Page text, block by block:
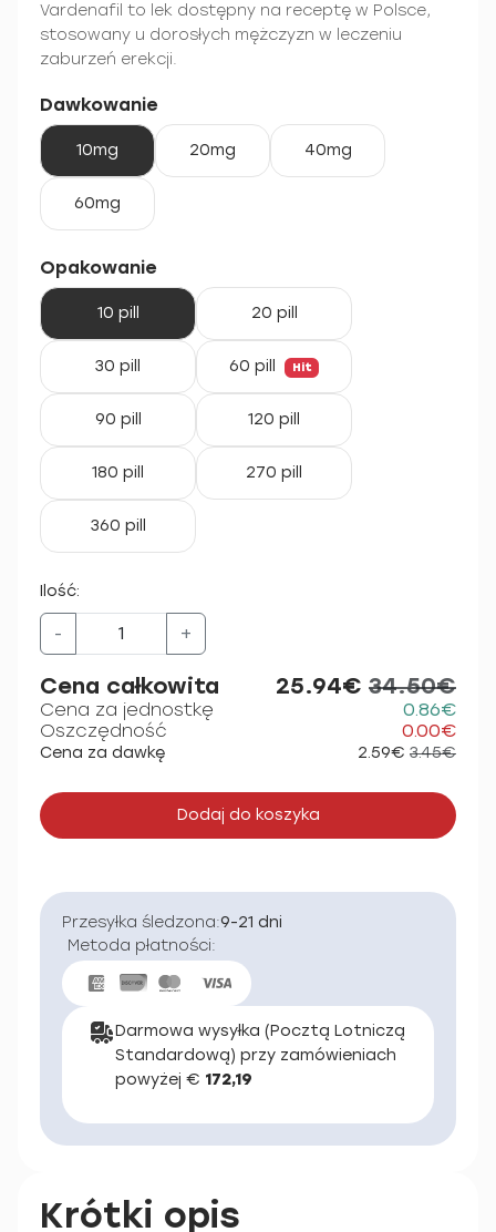
Vardenafil to lek dostępny na receptę w Polsce,
stosowany u dorosłych mężczyzn w leczeniu
zaburzeń erekcji.
Dawkowanie
10mg 20mg 40mg
60mg
Opakowanie
10 pill 20 pill
30 pill 60 pill Hit
90 pill 120 pill
180 pill 270 pill
360 pill
Ilość:
- +
Cena całkowita 25.94€ 34.50€
Cena za jednostkę
0.86€
Oszczędność
0.00€
Cena za dawkę 2.59€ 3.45€
Dodaj do koszyka
Przesyłka śledzona:9-21 dni
Metoda płatności:
Darmowa wysyłka (Pocztą Lotniczą
Standardową) przy zamówieniach
powyżej € 172,19
Krótki opis